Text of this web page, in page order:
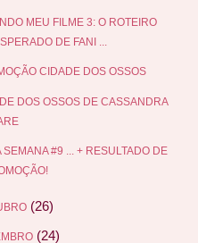
MEU FILME 3: O ROTEIRO
DE FANI ...
CIDADE DOS OSSOS
DOS OSSOS DE CASSANDRA
SEMANA #9 ... + RESULTADO DE
(26)
(24)